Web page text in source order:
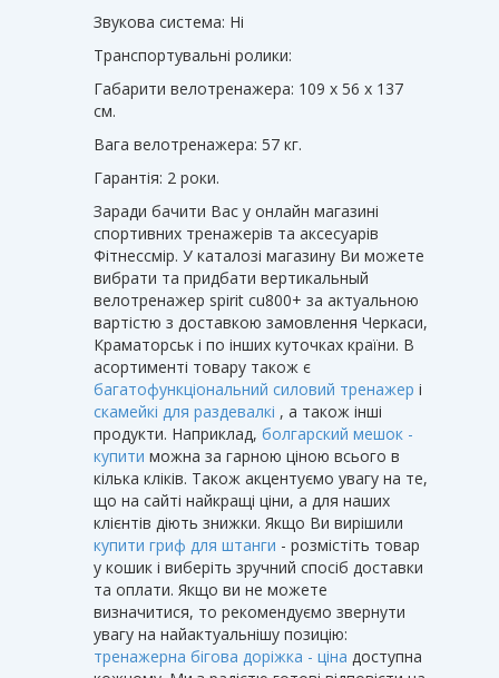
Звукова система: Ні
Транспортувальні ролики:
Габарити велотренажера: 109 х 56 х 137
см.
Вага велотренажера: 57 кг.
Гарантія: 2 роки.
Заради бачити Вас у онлайн магазині
спортивних тренажерів та аксесуарів
Фітнессмір. У каталозі магазину Ви можете
вибрати та придбати вертикальный
велотренажер spirit cu800+ за актуальною
вартістю з доставкою замовлення Черкаси,
Краматорськ і по інших куточках країни. В
асортименті товару також є
багатофункціональний силовий тренажер і
скамейкі для раздевалкі , а також інші
продукти. Наприклад, болгарский мешок -
купити можна за гарною ціною всього в
кілька кліків. Також акцентуємо увагу на те,
що на сайті найкращі ціни, а для наших
клієнтів діють знижки. Якщо Ви вирішили
купити гриф для штанги - розмістіть товар
у кошик і виберіть зручний спосіб доставки
та оплати. Якщо ви не можете
визначитися, то рекомендуємо звернути
увагу на найактуальнішу позицію:
тренажерна бігова доріжка - ціна доступна